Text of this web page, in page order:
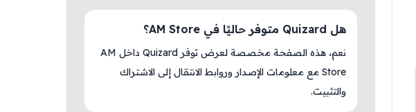
هل Quizard متوفر حاليًا في AM Store؟
نعم، هذه الصفحة مخصصة لعرض توفر Quizard داخل AM
Store مع معلومات الإصدار وروابط الانتقال إلى الاشتراك
والتثبيت.